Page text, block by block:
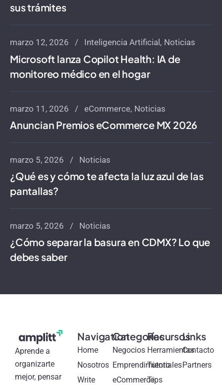
sus trámites
marzo 12, 2026 Inteligencia Artificial Noticias
Microsoft lanza Copilot Health: IA de
monitoreo médico en el hogar
marzo 11, 2026 eCommerce Noticias
Anuncian Premios eCommerce MX 2026
marzo 5, 2026 Noticias
¿Qué es y cómo te afecta la luz azul de las
pantallas?
marzo 5, 2026 Noticias
¿Cómo separar la basura en CDMX? Lo que
debes saber
Aprende a
organizarte
mejor, pensar
Navigation
Home
Nosotros
Write
Categorías
Negocios
Emprendimiento
eCommerce
Recursos
Herramientas
Tutoriales
Tips
Links
Contacto
Partners